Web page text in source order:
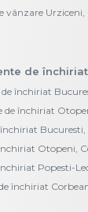
vânzare Urziceni,
de închiriat
închiriat
de închiriat
Bucuresti,
Otopeni,
Popesti-
închiriat